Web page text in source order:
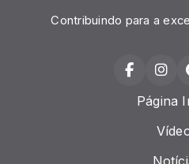
Contribuindo para a
Página